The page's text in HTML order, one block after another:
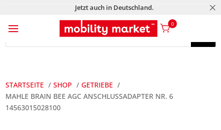
Jetzt auch in Deutschland. M
a 0
Products
Products
STARTSEITE SHOP
GETRIEBE
MAHLE BRAIN BEE AGC ANSCHLUSSADAPTER NR. 6
14563015028100